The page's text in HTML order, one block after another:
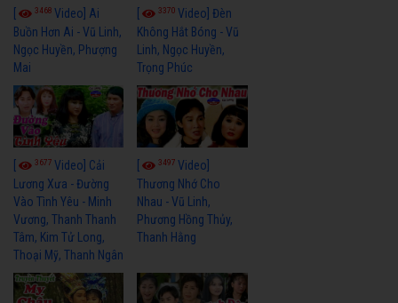
3468 Video] Ai
Buồn Hơn Ai - Vũ Linh,
Ngọc Huyền, Phượng
Mai
3370Video] Đèn
Không Hắt Bóng - Vũ
Linh, Ngọc Huyền,
Trọng Phúc
3677 Video] Cải
Lương Xưa - Đường
Vào Tình Yêu - Minh
Vương, Thanh Thanh
Tâm, Kim Tử Long,
Thoại Mỹ, Thanh Ngân
3497Video]
Thương Nhớ Cho
Nhau - Vũ Linh,
Phương Hồng Thủy,
Thanh Hằng